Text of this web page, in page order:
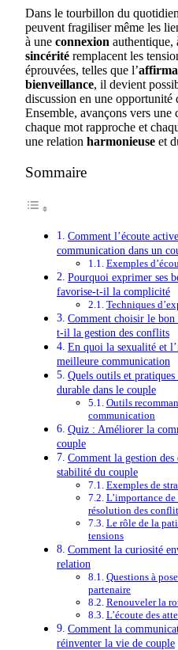
Dans le tourbillon du
peuvent fragiliser même les
à une connexion authentique,
sincérité remplacent les
éprouvées, telles que l’
bienveillance, il devient
discussion en une opportunité
Ensemble, avançons vers
chaque mot rapproche et
une relation harmonieuse et
Sommaire
Comment l’écoute
communication dans un
Exemples
Pourquoi exprimer ses
favorise-t-il la complicité
Techniques
Comment choisir le
t-il la gestion des conflits
En quoi la sexualité et
meilleure communication
Quels outils et
durable dans le couple
Outils
communication
Quiz : Améliorer la
couple
Comment la gestion
stabilité du couple
Exemples de
L’importance
résolution des
Le rôle de la
tensions
Comment la curiosité
relation
Questions à
partenaire
Renouveler la
L’écoute des
Comment la
réinventer la vie de couple